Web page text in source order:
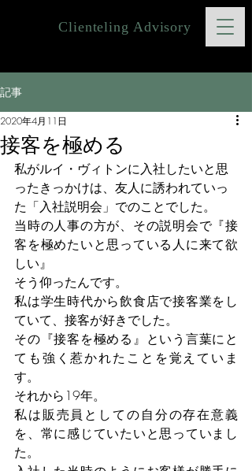
Clienteling Advisory
記事
接客を極める
2020年4月11日
私がルイ・ヴィトンに入社したいと思
ったきっかけは、友人に誘われていっ
た「入社説明会」でのことでした。
当時の人事の方が、その説明会で『接
客を極めたいと思っている人に来て欲
しい』
そう仰ったんです。
私は学生時代から飲食店で接客業をし
ていて、接客が好きでした。
その『接客を極める』という言葉にと
ても強く惹かれたことを覚えていま
す。
それから19年。
私は販売員としての自分の存在意義
を、常に感じていたいと思っていまし
た。